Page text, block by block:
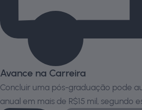
Avance na Carreira
Concluir uma pós-graduação pode
anual em mais de R$15 mil, segundo